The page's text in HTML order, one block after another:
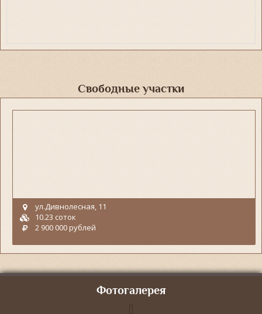
Свободные участки
ул.Дивнолесная, 11
10.23 соток
2 900 000 рублей
Фотогалерея